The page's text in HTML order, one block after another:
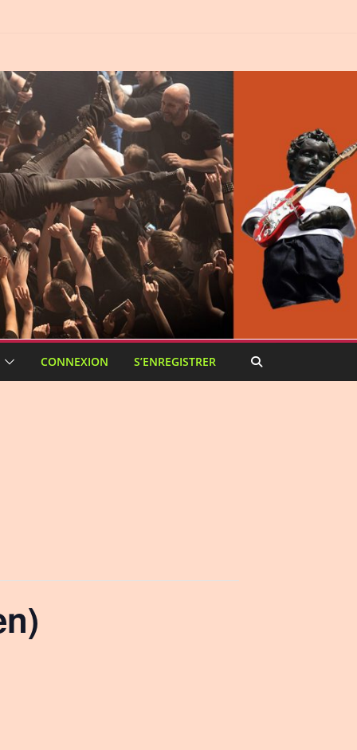
CONNEXION S’ENREGISTRER